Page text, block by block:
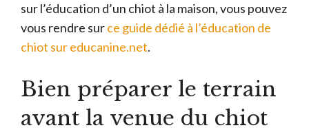
sur l’éducation d’un chiot à la maison, vous pouvez
vous rendre surce guide dédié à l’éducation de
chiot sur educanine.net.
Bien préparer le terrain
avant la venue du chiot